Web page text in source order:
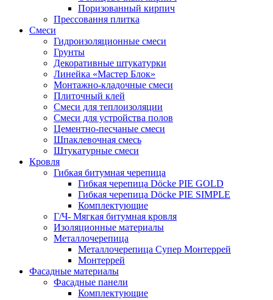
Поризованный кирпич
Прессовання плитка
Смеси
Гидроизоляционные смеси
Грунты
Декоративные штукатурки
Линейка «Мастер Блок»
Монтажно-кладочные смеси
Плиточный клей
Смеси для теплоизоляции
Смеси для устройства полов
Цементно-песчаные смеси
Шпаклевочная смесь
Штукатурные смеси
Кровля
Гибкая битумная черепица
Гибкая черепица Döcke PIE GOLD
Гибкая черепица Döcke PIE SIMPLE
Комплектующие
Г/Ч- Мягкая битумная кровля
Изоляционные материалы
Металлочерепица
Металлочерепица Супер Монтеррей
Монтеррей
Фасадные материалы
Фасадные панели
Комплектующие